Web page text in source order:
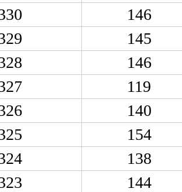
146
145
146
119
140
154
138
144